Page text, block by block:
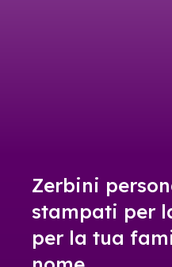
Zerbini
stampati per
per la tua